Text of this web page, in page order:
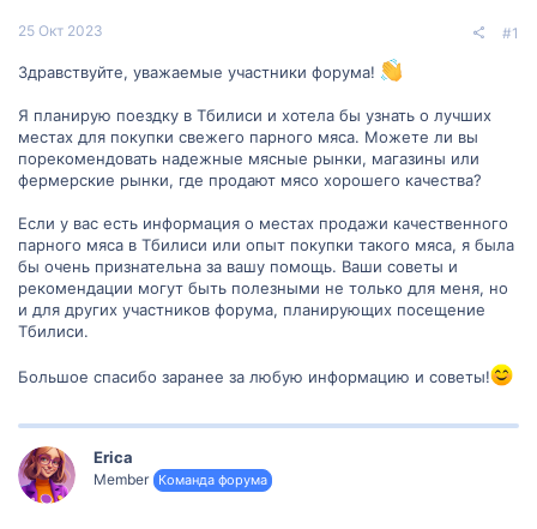
25 Окт 2023 #1
Здравствуйте, уважаемые участники форума!
Я планирую поездку в Тбилиси и хотела бы узнать о лучших
местах для покупки свежего парного мяса. Можете ли вы
порекомендовать надежные мясные рынки, магазины или
фермерские рынки, где продают мясо хорошего качества?
Если у вас есть информация о местах продажи качественного
парного мяса в Тбилиси или опыт покупки такого мяса, я была
бы очень признательна за вашу помощь. Ваши советы и
рекомендации могут быть полезными не только для меня, но
и для других участников форума, планирующих посещение
Тбилиси.
Большое спасибо заранее за любую информацию и советы!
Erica
Member Команда форума